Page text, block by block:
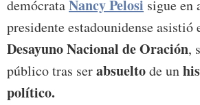
demócrataNancy Pelosi sigue en
presidente estadounidense asistió
Desayuno Nacional de Oración,
público tras serabsueltode un
político.